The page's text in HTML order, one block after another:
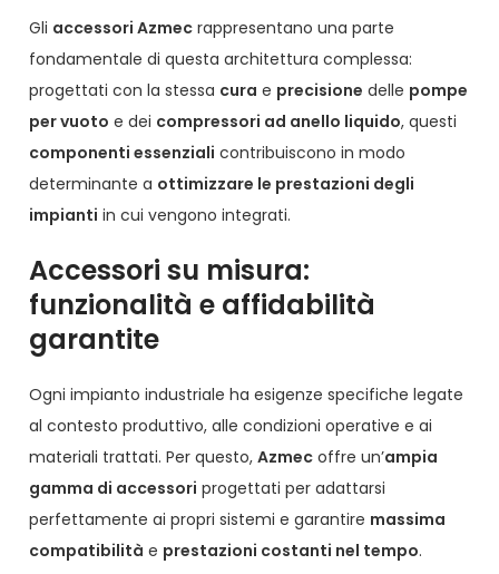
Gli accessori Azmec rappresentano una parte
fondamentale di questa architettura complessa:
progettati con la stessa cura e precisione delle pompe
per vuoto e dei compressori ad anello liquido, questi
componenti essenziali contribuiscono in modo
determinante a ottimizzare le prestazioni degli
impianti in cui vengono integrati.
Accessori su misura:
funzionalità e affidabilità
garantite
Ogni impianto industriale ha esigenze specifiche legate
al contesto produttivo, alle condizioni operative e ai
materiali trattati. Per questo,Azmec offre un’ampia
gamma di accessori progettati per adattarsi
perfettamente ai propri sistemi e garantire massima
compatibilità e prestazioni costanti nel tempo.